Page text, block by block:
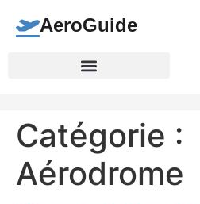
AeroGuide
Catégorie :
Aérodrome